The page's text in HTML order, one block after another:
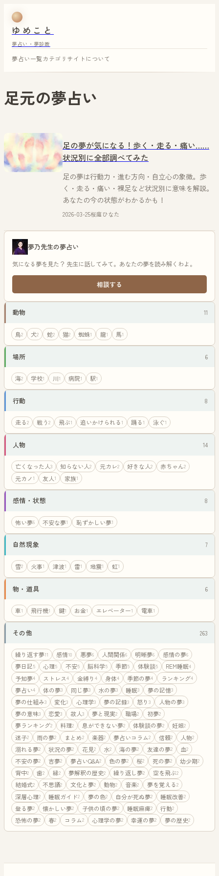
ゆめこと
夢占い・夢診断
夢占い一覧カテゴリ サイトについて
足元の夢占い
足の夢が気になる！歩く・走る・痛い……
状況別に全部調べてみた
足の夢は行動力・進む方向・自立心の象徴。歩
く・走る・痛い・裸足など状況別に意味を解説。
あなたの今の状態がわかるかも！
2026-03-25桜庭ひなた
夢乃先生の夢占い
気になる夢を見た？ 先生に話してみて。あなたの夢を読み解くわよ。
相談する
動物 11
鳥2 犬2 蛇2 猫2 蜘蛛1 龍1 馬1
場所 6
海2 学校1 川1 病院1 駅1
行動 8
走る2 戦う2 飛ぶ1 追いかけられる1 踊る1 泳ぐ1
人物 14
亡くなった人3 知らない人2 元カレ2 好きな人2 赤ちゃん2
元カノ1 友人1 家族1
感情・状態 8
怖い夢6 不安な夢1 恥ずかしい夢1
自然現象 7
雪2 火事1 津波1 雷1 地震1 虹1
物・道具 6
車1 飛行機1 鍵1 お金1 エレベーター1 電車1
その他 263
繰り返す夢11 感情10 悪夢6 人間関係6 明晰夢6 感情の夢6
夢日記5 心理5 不安5 脳科学5 季節5 体験談5 REM睡眠4
予知夢4 ストレス4 金縛り 4 身体4 季節の夢4 ランキング4
夢占い4 体の夢3 同じ夢3 水の夢3 睡眠3 夢の記憶3
夢の仕組み3 変化3 心理学3 夢の記録3 怒り3 人物の夢3
夢の意味3 恋愛3 故人3 夢と現実2 職場2 初夢2
夢ランキング2 料理2 息ができない夢2 体験談の夢2 妊娠2
迷子2 雨の夢2 まとめ2 楽器2 夢占いコラム2 信頼2 人物2
溺れる夢2 状況の夢2 花見2 水2 海の夢2 友達の夢2 血2
不安の夢2 吉夢2 夢占いQ&A2 色の夢2 桜2 死の夢2 幼少期2
背中2 歯2 縁2 夢解釈の歴史2 繰り返し夢2 空を飛ぶ2
結婚式2 不思議2 文化と夢2 動物2 音楽2 夢を覚える2
深層心理2 睡眠ガイド2 夢の色2 自分が死ぬ夢2 睡眠改善2
登る夢2 懐かしい夢2 子供の頃の夢2 睡眠麻痺2 行動2
恐怖の夢2 春2 コラム2 心理学の夢2 幸運の夢2 夢の歴史2